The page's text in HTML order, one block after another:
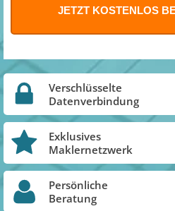
Verschlüsselte
Datenverbindung
Exklusives
Maklernetzwerk
Persönliche
Beratung